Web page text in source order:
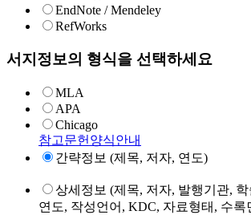
EndNote / Mendeley
RefWorks
서지정보의 형식을 선택하세요
MLA
APA
Chicago
참고문헌양식안내
간략정보 (제목, 저자, 연도)
상세정보 (제목, 저자, 발행기관,
연도, 작성언어, KDC, 자료형태, 수록